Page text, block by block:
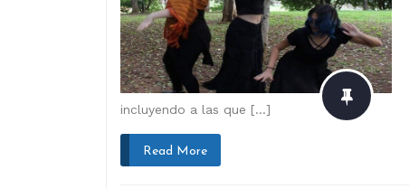
incluyendo a las que […]
Read More